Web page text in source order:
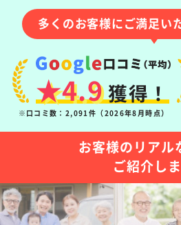
多くのお客様にご満足い
★4.9獲得！
※口コミ数：2,091件（2026年8月時点）
お客様のリアル
ご紹介し